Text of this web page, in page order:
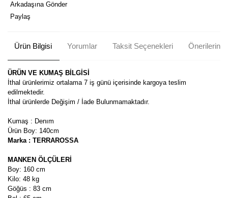
Arkadaşına Gönder
Paylaş
Ürün Bilgisi Yorumlar Taksit Seçenekleri Önerileriniz
ÜRÜN VE KUMAŞ BİLGİSİ
İthal ürünlerimiz ortalama 7 iş günü içerisinde kargoya teslim
edilmektedir.
İthal ürünlerde Değişim / İade Bulunmamaktadır.
Kumaş : Denım
Ürün Boy: 140cm
Marka : TERRAROSSA
MANKEN ÖLÇÜLERİ
Boy: 160 cm
Kilo: 48 kg
Göğüs : 83 cm